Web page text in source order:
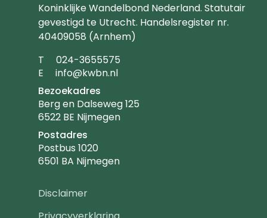
Koninklijke Wandelbond Nederland. Statutair
gevestigd te Utrecht. Handelsregister nr.
40409058 (Arnhem)
T Telefoonnummer
024-3655575
E Emailadres
info@kwbn.nl
Bezoekadres
Berg en Dalseweg 125
6522 BE Nijmegen
Postadres
Postbus 1020
6501 BA Nijmegen
Footer
navigatie
Disclaimer